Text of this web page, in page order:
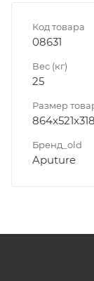
Код товара
08631
Вес (кг)
25
Размер
864x521x318
Бренд_old
Aputure